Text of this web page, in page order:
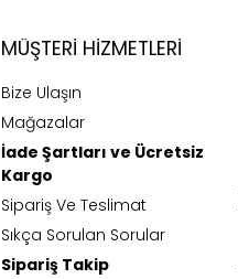
MÜŞTERI HIZMETLERI
Bize Ulaşın
Mağazalar
İade Şartları ve Ücretsiz
Kargo
Sipariş Ve Teslimat
Sıkça Sorulan Sorular
Sipariş Takip